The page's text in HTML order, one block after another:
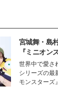
宮城舞・島
『ミニオン
ズ』の魅力
だけじゃな
動
世界中で愛さ
シリーズの最
モンスターズ